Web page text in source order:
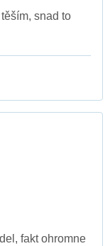
snad to
fakt ohromne